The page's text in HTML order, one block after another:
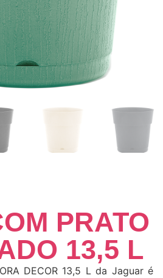
PRATO
13,5 L
DECOR 13,5 L da Jaguar é